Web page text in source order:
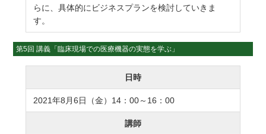
らに、具体的にビジネスプランを検討していきま
す。
第5回 講義「臨床現場での医療機器の実態を学ぶ」
日時
2021年8月6日（金）14：00～16：00
講師